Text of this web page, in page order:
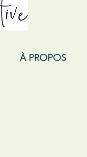
À PROPOS